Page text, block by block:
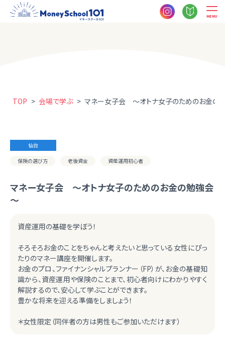
MENU
TOP > 会場で学ぶ > マネー女子会 ～オトナ女子のためのお金の
仙台
保険の選び方 老後資金 資産運用初心者
マネー女子会 ～オトナ女子のためのお金の勉強会
～
資産運用の基礎を学ぼう！
そろそろお金のことをちゃんと考えたいと思っている女性にぴっ
たりのマネー講座を開催します。
お金のプロ、ファイナンシャルプランナー（FP）が、お金の基礎知
識から、資産運用や保険のことまで、初心者向けにわかりやすく
解説するので、安心して学ぶことができます。
豊かな将来を迎える準備をしましょう！
＊女性限定（同伴者の方は男性もご参加いただけます）